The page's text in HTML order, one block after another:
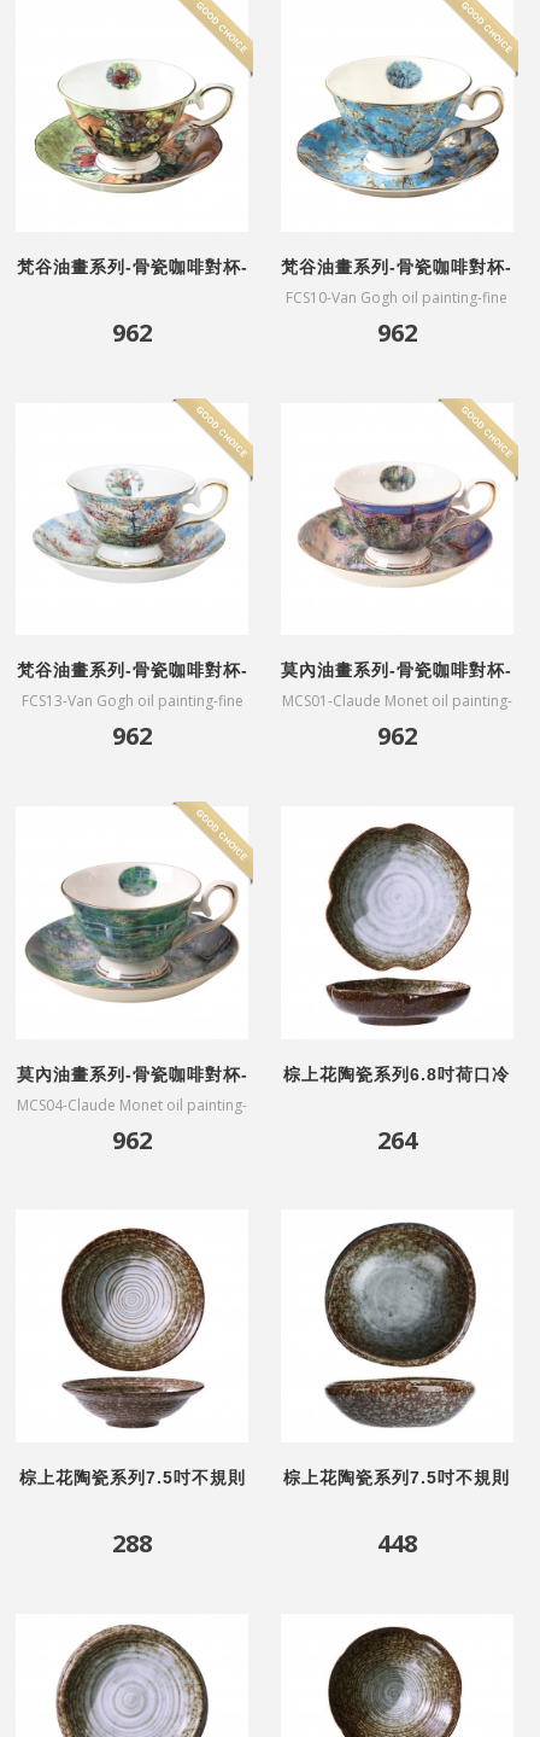
梵谷油畫系列-骨瓷咖啡對杯-
962
梵谷油畫系列-骨瓷咖啡對杯-
杏花盛開
FCS10-Van Gogh oil painting-fine
Blossoms(affiliated gift box)
962
梵谷油畫系列-骨瓷咖啡對杯-
粉色桃花樹
FCS13-Van Gogh oil painting-fine
de Mauve(affiliated gift box)
962
莫內油畫系列-骨瓷咖啡對杯-
韋特伊莫奈花園
MCS01-Claude Monet oil painting-
Artists Garden at
962
莫內油畫系列-骨瓷咖啡對杯-
蓮花池塘
MCS04-Claude Monet oil painting-
Water-lilies(affiliated gift box)
962
棕上花陶瓷系列6.8吋荷口冷
264
棕上花陶瓷系列7.5吋不規則
288
棕上花陶瓷系列7.5吋不規則
448